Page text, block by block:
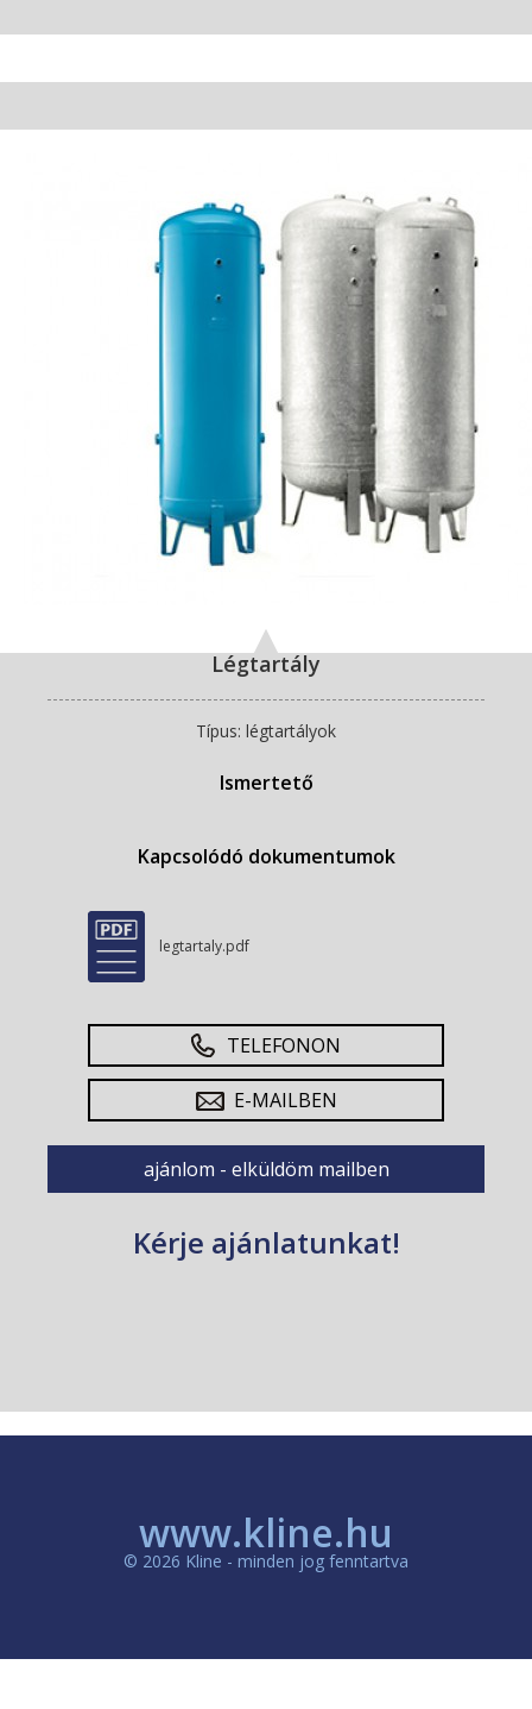
Légtartály
Típus: légtartályok
Ismertető
Kapcsolódó dokumentumok
legtartaly.pdf
TELEFONON
E-MAILBEN
ajánlom - elküldöm mailben
Kérje ajánlatunkat!
www.kline.hu
© 2026 Kline - minden jog fenntartva